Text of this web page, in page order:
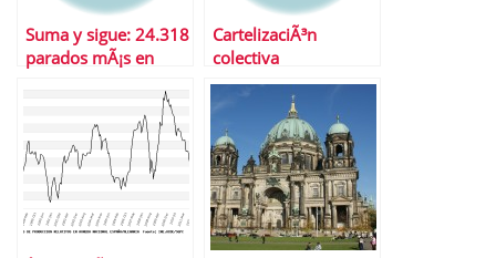
Suma y sigue: 24.318
parados mÃ¡s en
CartelizaciÃ³n
colectiva